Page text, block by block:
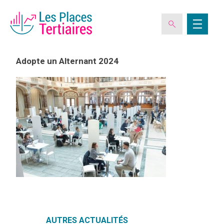
ESPACE ADHÉRENT
L’ASSOCIATION
LES CLUBS DES PLACES TERTIAIRES
Adopte un Alternant 2024
AUTRES ACTUALITÉS